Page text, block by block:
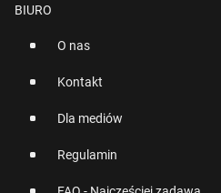
BIURO
O nas
Kontakt
Dla mediów
Regulamin